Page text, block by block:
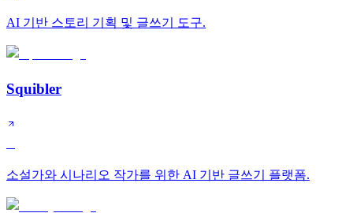
AI 기반 스토리 기획 및 글쓰기 도구.
Squibler
소설가와 시나리오 작가를 위한 AI 기반 글쓰기 플랫폼.